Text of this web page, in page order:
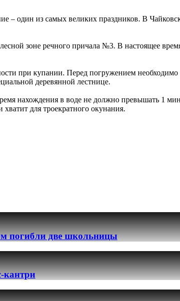
– один из самых великих праздников. В
зоне речного причала №3. В настоящее
при купании. Перед погружением необходимо
деревянной лестнице.
нахождения в воде не должно превышать 1
для троекратного окунания.
погибли две школьницы
кантри